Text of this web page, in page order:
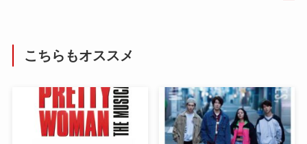
こちらもオススメ